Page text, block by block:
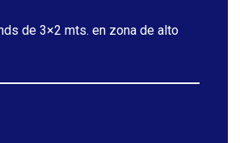
de 3×2 mts. en zona de alto